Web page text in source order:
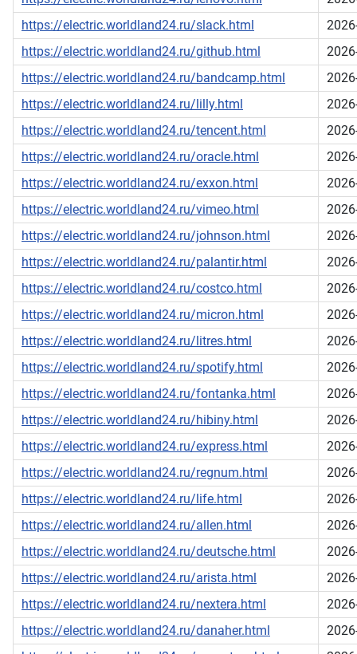
https://electric.worldland24.ru/slack.html
https://electric.worldland24.ru/github.html
https://electric.worldland24.ru/bandcamp.html
https://electric.worldland24.ru/lilly.html
https://electric.worldland24.ru/tencent.html
https://electric.worldland24.ru/oracle.html
https://electric.worldland24.ru/exxon.html
https://electric.worldland24.ru/vimeo.html
https://electric.worldland24.ru/johnson.html
https://electric.worldland24.ru/palantir.html
https://electric.worldland24.ru/costco.html
https://electric.worldland24.ru/micron.html
https://electric.worldland24.ru/litres.html
https://electric.worldland24.ru/spotify.html
https://electric.worldland24.ru/fontanka.html
https://electric.worldland24.ru/hibiny.html
https://electric.worldland24.ru/express.html
https://electric.worldland24.ru/regnum.html
https://electric.worldland24.ru/life.html
https://electric.worldland24.ru/allen.html
https://electric.worldland24.ru/deutsche.html
https://electric.worldland24.ru/arista.html
https://electric.worldland24.ru/nextera.html
https://electric.worldland24.ru/danaher.html